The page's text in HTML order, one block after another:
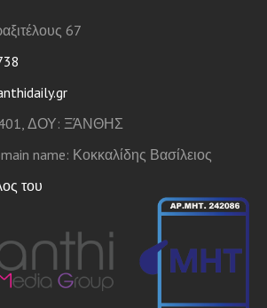
67
ΔΟΥ: ΞΆΝΘΗΣ
name: Κοκκαλίδης Βασίλειος
του